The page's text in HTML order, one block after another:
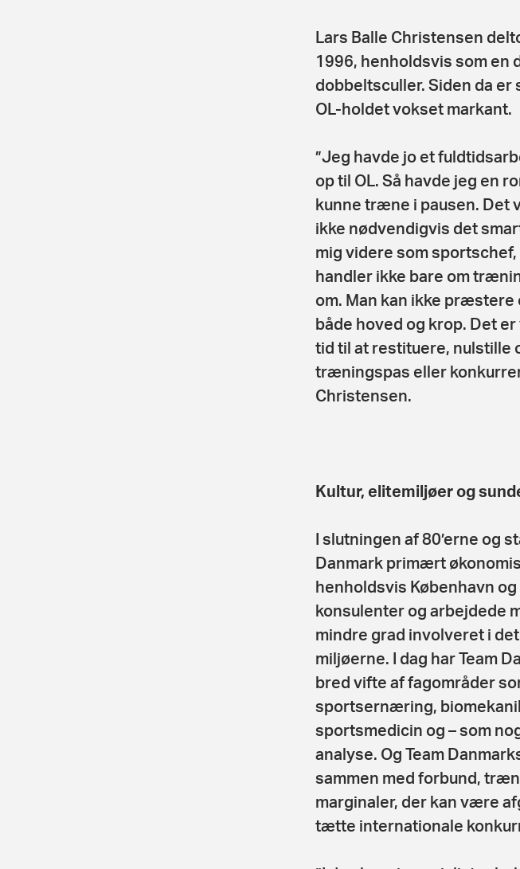
Lars Balle Christensen
1996, henholdsvis som en
dobbeltsculler. Siden da er
OL-holdet vokset markant.
”Jeg havde jo et
op til OL. Så havde jeg en
kunne træne i pausen. Det
ikke nødvendigvis det
mig videre som
handler ikke bare om
om. Man kan ikke præstere
både hoved og krop. Det
tid til at restituere, nulstille
træningspas eller
Christensen.
Kultur, elitemiljøer og
I slutningen af 80’erne og
Danmark primært
henholdsvis København
konsulenter og arbejdede
mindre grad involveret i
miljøerne. I dag har Team
bred vifte af fagområder
sportsernæring,
sportsmedicin og – som
analyse. Og Team
sammen med forbund,
marginaler, der kan være
tætte internationale